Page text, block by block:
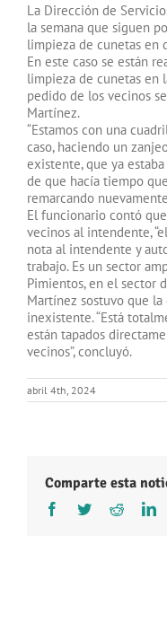
La Dirección de
la semana que siguen
limpieza de cunetas en
En este caso se están
limpieza de cunetas en
pedido de los vecinos
Martínez.
“Estamos con una
caso, haciendo un
existente, que ya
de que hacía tiempo
remarcando
El funcionario contó
vecinos al intendente,
nota al intendente y
trabajo. Es un sector
Pimientos, en el sector
Martínez sostuvo que
inexistente. “Está
están tapados
vecinos”, concluyó.
abril 4th, 2024
Comparte esta
Facebook
TwitterReddit